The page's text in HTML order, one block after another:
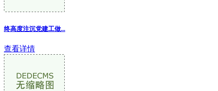
终高度注沉党建工做...
查看详情